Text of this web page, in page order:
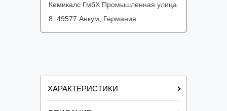
Кемикалс ГмбХ Промышленная улица
8, 49577 Анкум, Германия
ХАРАКТЕРИСТИКИ